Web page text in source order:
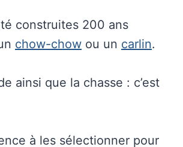
construites 200 ans
chow-chow ou un carlin.
ainsi que la chasse : c’est
à les sélectionner pour